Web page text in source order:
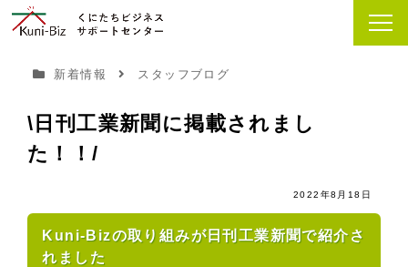
新着情報 スタッフブログ
\日刊工業新聞に掲載されまし
た！！/
2022年8月18日
Kuni-Bizの取り組みが日刊工業新聞で紹介さ
れました